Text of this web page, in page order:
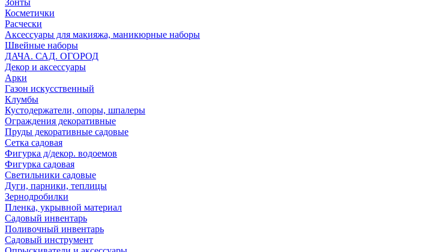
Зонты
Косметички
Расчески
Аксессуары для макияжа, маникюрные наборы
Швейные наборы
ДАЧА. САД. ОГОРОД
Декор и аксессуары
Арки
Газон искусственный
Клумбы
Кустодержатели, опоры, шпалеры
Ограждения декоративные
Пруды декоративные садовые
Сетка садовая
Фигурка д/декор. водоемов
Фигурка садовая
Светильники садовые
Дуги, парники, теплицы
Зернодробилки
Пленка, укрывной материал
Садовый инвентарь
Поливочный инвентарь
Садовый инструмент